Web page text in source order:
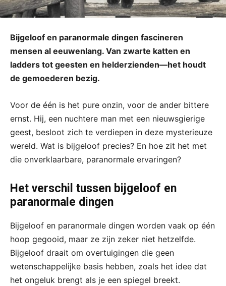
Bijgeloof en paranormale dingen fascineren
mensen al eeuwenlang. Van zwarte katten en
ladders tot geesten en helderzienden—het houdt
de gemoederen bezig.
Voor de één is het pure onzin, voor de ander bittere
ernst. Hij, een nuchtere man met een nieuwsgierige
geest, besloot zich te verdiepen in deze mysterieuze
wereld. Wat is bijgeloof precies? En hoe zit het met
die onverklaarbare, paranormale ervaringen?
Het verschil tussen bijgeloof en
paranormale dingen
Bijgeloof en paranormale dingen worden vaak op één
hoop gegooid, maar ze zijn zeker niet hetzelfde.
Bijgeloof draait om overtuigingen die geen
wetenschappelijke basis hebben, zoals het idee dat
het ongeluk brengt als je een spiegel breekt.